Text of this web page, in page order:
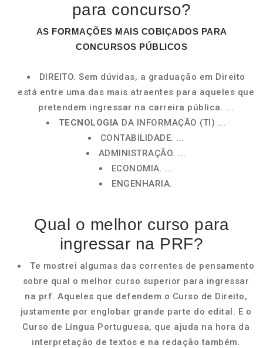
para concurso?
AS FORMAÇÕES MAIS COBIÇADOS PARA
CONCURSOS PÚBLICOS
DIREITO. Sem dúvidas, a graduação em Direito
está entre uma das mais atraentes para aqueles que
pretendem ingressar na carreira pública. ...
TECNOLOGIA DA INFORMAÇÃO (TI) ...
CONTABILIDADE. ...
ADMINISTRAÇÃO. ...
ECONOMIA. ...
ENGENHARIA.
Qual o melhor curso para
ingressar na PRF?
Te mostrei algumas das correntes de pensamento
sobre qual o melhor curso superior para ingressar
na prf. Aqueles que defendem o Curso de Direito,
justamente por englobar grande parte do edital. E o
Curso de Língua Portuguesa, que ajuda na hora da
interpretação de textos e na redação também.